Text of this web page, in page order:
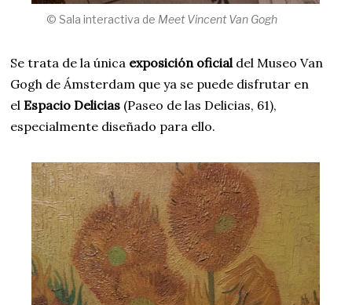
© Sala interactiva de Meet Vincent Van Gogh
Se trata de la única exposición oficial del Museo Van
Gogh de Ámsterdam que ya se puede disfrutar en
el Espacio Delicias (Paseo de las Delicias, 61),
especialmente diseñado para ello.